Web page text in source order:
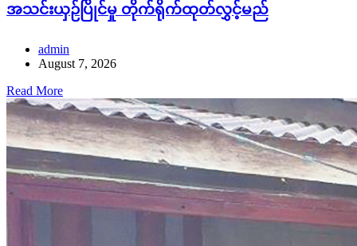
အသင်းယှဉ်ပြိုင်မှု တိုက်ရိုက်ထုတ်လွှင့်မည်
admin
August 7, 2026
Read More